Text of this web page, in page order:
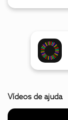
Vídeos de ajuda